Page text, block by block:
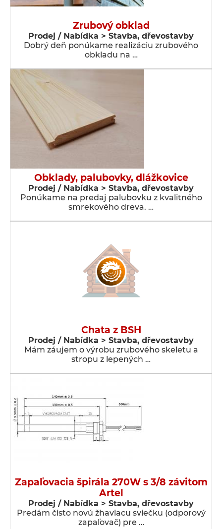
Zrubový obklad
Prodej / Nabídka > Stavba, dřevostavby
Dobrý deň ponúkame realizáciu zrubového
obkladu na …
Obklady, palubovky, dlážkovice
Prodej / Nabídka > Stavba, dřevostavby
Ponúkame na predaj palubovku z kvalitného
smrekového dreva. …
Chata z BSH
Prodej / Nabídka > Stavba, dřevostavby
Mám záujem o výrobu zrubového skeletu a
stropu z lepených …
Zapaľovacia špirála 270W s 3/8 závitom
Artel
Prodej / Nabídka > Stavba, dřevostavby
Predám čisto novú žhaviacu sviečku (odporový
zapaľovač) pre …